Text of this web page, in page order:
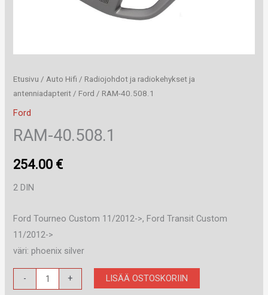
Etusivu / Auto Hifi / Radiojohdot ja radiokehykset ja
antenniadapterit / Ford / RAM-40.508.1
Ford
RAM-40.508.1
254.00 €
2 DIN
Ford Tourneo Custom 11/2012->, Ford Transit Custom
11/2012->
väri: phoenix silver
-
40.508.1
+ LISÄÄ OSTOSKORIIN